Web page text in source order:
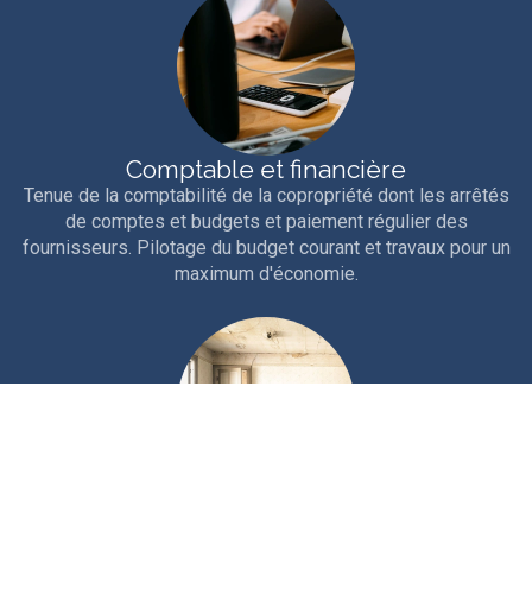
Comptable et financière
Tenue de la comptabilité de la copropriété dont les arrêtés
de comptes et budgets et paiement régulier des
fournisseurs. Pilotage du budget courant et travaux pour un
maximum d'économie.